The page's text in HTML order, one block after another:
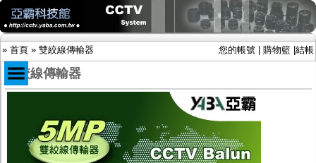
» 首頁 » 雙絞線傳輸器 您的帳號 購物籃 結帳
限時促銷特惠專案
IP網路攝影機及錄放影機
AHD DVR數位錄放影機
雙絞線傳輸器